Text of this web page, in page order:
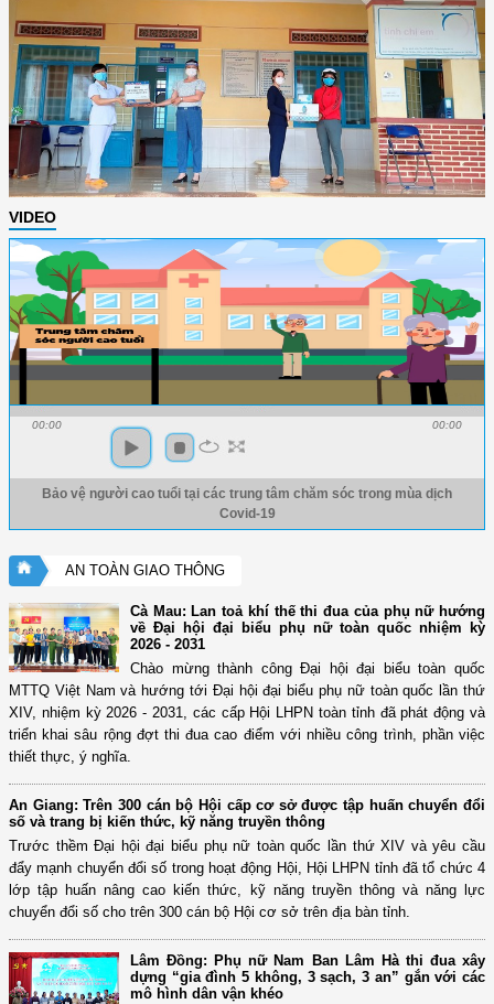
VIDEO
00:00 00:00
Bảo vệ người cao tuổi tại các trung tâm chăm sóc trong mùa dịch
Covid-19
AN TOÀN GIAO THÔNG
Cà Mau: Lan toả khí thế thi đua của phụ nữ hướng
về Đại hội đại biểu phụ nữ toàn quốc nhiệm kỳ
2026 - 2031
Chào mừng thành công Đại hội đại biểu toàn quốc
MTTQ Việt Nam và hướng tới Đại hội đại biểu phụ nữ toàn quốc lần thứ
XIV, nhiệm kỳ 2026 - 2031, các cấp Hội LHPN toàn tỉnh đã phát động và
triển khai sâu rộng đợt thi đua cao điểm với nhiều công trình, phần việc
thiết thực, ý nghĩa.
An Giang: Trên 300 cán bộ Hội cấp cơ sở được tập huấn chuyển đổi
số và trang bị kiến thức, kỹ năng truyền thông
Trước thềm Đại hội đại biểu phụ nữ toàn quốc lần thứ XIV và yêu cầu
đẩy mạnh chuyển đổi số trong hoạt động Hội, Hội LHPN tỉnh đã tổ chức 4
lớp tập huấn nâng cao kiến thức, kỹ năng truyền thông và năng lực
chuyển đổi số cho trên 300 cán bộ Hội cơ sở trên địa bàn tỉnh.
Lâm Đồng: Phụ nữ Nam Ban Lâm Hà thi đua xây
dựng “gia đình 5 không, 3 sạch, 3 an” gắn với các
mô hình dân vận khéo